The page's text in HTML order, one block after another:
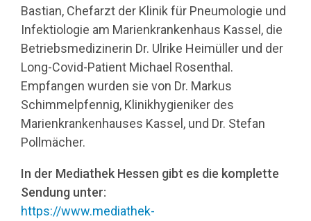
Bastian, Chefarzt der Klinik für Pneumologie und
Infektiologie am Marienkrankenhaus Kassel, die
Betriebsmedizinerin Dr. Ulrike Heimüller und der
Long-Covid-Patient Michael Rosenthal.
Empfangen wurden sie von Dr. Markus
Schimmelpfennig, Klinikhygieniker des
Marienkrankenhauses Kassel, und Dr. Stefan
Pollmächer.
In der Mediathek Hessen gibt es die komplette
Sendung unter:
https://www.mediathek-